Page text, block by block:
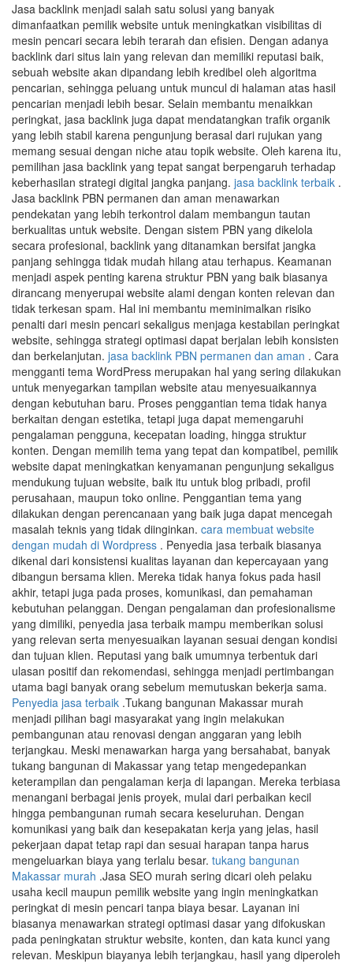
Jasa backlink menjadi salah satu solusi yang banyak
dimanfaatkan pemilik website untuk meningkatkan visibilitas di
mesin pencari secara lebih terarah dan efisien. Dengan adanya
backlink dari situs lain yang relevan dan memiliki reputasi baik,
sebuah website akan dipandang lebih kredibel oleh algoritma
pencarian, sehingga peluang untuk muncul di halaman atas hasil
pencarian menjadi lebih besar. Selain membantu menaikkan
peringkat, jasa backlink juga dapat mendatangkan trafik organik
yang lebih stabil karena pengunjung berasal dari rujukan yang
memang sesuai dengan niche atau topik website. Oleh karena itu,
pemilihan jasa backlink yang tepat sangat berpengaruh terhadap
keberhasilan strategi digital jangka panjang. jasa backlink terbaik .
Jasa backlink PBN permanen dan aman menawarkan
pendekatan yang lebih terkontrol dalam membangun tautan
berkualitas untuk website. Dengan sistem PBN yang dikelola
secara profesional, backlink yang ditanamkan bersifat jangka
panjang sehingga tidak mudah hilang atau terhapus. Keamanan
menjadi aspek penting karena struktur PBN yang baik biasanya
dirancang menyerupai website alami dengan konten relevan dan
tidak terkesan spam. Hal ini membantu meminimalkan risiko
penalti dari mesin pencari sekaligus menjaga kestabilan peringkat
website, sehingga strategi optimasi dapat berjalan lebih konsisten
dan berkelanjutan. jasa backlink PBN permanen dan aman . Cara
mengganti tema WordPress merupakan hal yang sering dilakukan
untuk menyegarkan tampilan website atau menyesuaikannya
dengan kebutuhan baru. Proses penggantian tema tidak hanya
berkaitan dengan estetika, tetapi juga dapat memengaruhi
pengalaman pengguna, kecepatan loading, hingga struktur
konten. Dengan memilih tema yang tepat dan kompatibel, pemilik
website dapat meningkatkan kenyamanan pengunjung sekaligus
mendukung tujuan website, baik itu untuk blog pribadi, profil
perusahaan, maupun toko online. Penggantian tema yang
dilakukan dengan perencanaan yang baik juga dapat mencegah
masalah teknis yang tidak diinginkan. cara membuat website
dengan mudah di Wordpress . Penyedia jasa terbaik biasanya
dikenal dari konsistensi kualitas layanan dan kepercayaan yang
dibangun bersama klien. Mereka tidak hanya fokus pada hasil
akhir, tetapi juga pada proses, komunikasi, dan pemahaman
kebutuhan pelanggan. Dengan pengalaman dan profesionalisme
yang dimiliki, penyedia jasa terbaik mampu memberikan solusi
yang relevan serta menyesuaikan layanan sesuai dengan kondisi
dan tujuan klien. Reputasi yang baik umumnya terbentuk dari
ulasan positif dan rekomendasi, sehingga menjadi pertimbangan
utama bagi banyak orang sebelum memutuskan bekerja sama.
Penyedia jasa terbaik .Tukang bangunan Makassar murah
menjadi pilihan bagi masyarakat yang ingin melakukan
pembangunan atau renovasi dengan anggaran yang lebih
terjangkau. Meski menawarkan harga yang bersahabat, banyak
tukang bangunan di Makassar yang tetap mengedepankan
keterampilan dan pengalaman kerja di lapangan. Mereka terbiasa
menangani berbagai jenis proyek, mulai dari perbaikan kecil
hingga pembangunan rumah secara keseluruhan. Dengan
komunikasi yang baik dan kesepakatan kerja yang jelas, hasil
pekerjaan dapat tetap rapi dan sesuai harapan tanpa harus
mengeluarkan biaya yang terlalu besar. tukang bangunan
Makassar murah .Jasa SEO murah sering dicari oleh pelaku
usaha kecil maupun pemilik website yang ingin meningkatkan
peringkat di mesin pencari tanpa biaya besar. Layanan ini
biasanya menawarkan strategi optimasi dasar yang difokuskan
pada peningkatan struktur website, konten, dan kata kunci yang
relevan. Meskipun biayanya lebih terjangkau, hasil yang diperoleh